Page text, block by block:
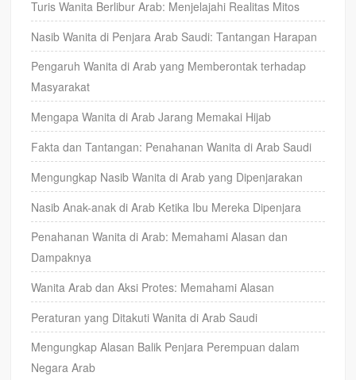
Turis Wanita Berlibur Arab: Menjelajahi Realitas Mitos
Nasib Wanita di Penjara Arab Saudi: Tantangan Harapan
Pengaruh Wanita di Arab yang Memberontak terhadap
Masyarakat
Mengapa Wanita di Arab Jarang Memakai Hijab
Fakta dan Tantangan: Penahanan Wanita di Arab Saudi
Mengungkap Nasib Wanita di Arab yang Dipenjarakan
Nasib Anak-anak di Arab Ketika Ibu Mereka Dipenjara
Penahanan Wanita di Arab: Memahami Alasan dan
Dampaknya
Wanita Arab dan Aksi Protes: Memahami Alasan
Peraturan yang Ditakuti Wanita di Arab Saudi
Mengungkap Alasan Balik Penjara Perempuan dalam
Negara Arab